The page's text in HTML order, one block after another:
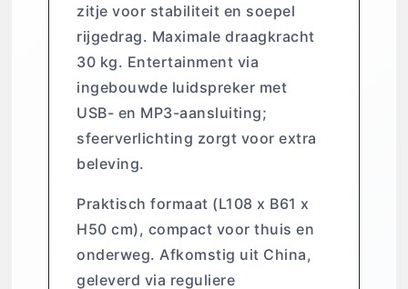
zitje voor stabiliteit en soepel
rijgedrag. Maximale draagkracht
30 kg. Entertainment via
ingebouwde luidspreker met
USB- en MP3-aansluiting;
sfeerverlichting zorgt voor extra
beleving.
Praktisch formaat (L108 x B61 x
H50 cm), compact voor thuis en
onderweg. Afkomstig uit China,
geleverd via reguliere